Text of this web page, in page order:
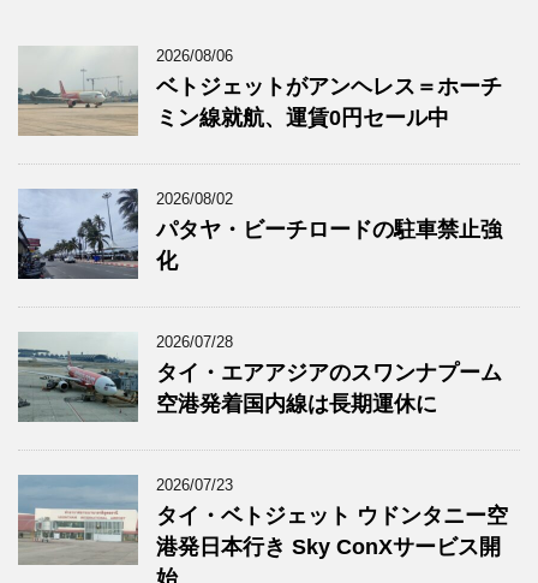
2026/08/06
ベトジェットがアンヘレス＝ホーチ
ミン線就航、運賃0円セール中
2026/08/02
パタヤ・ビーチロードの駐車禁止強
化
2026/07/28
タイ・エアアジアのスワンナプーム
空港発着国内線は長期運休に
2026/07/23
タイ・ベトジェット ウドンタニー空
港発日本行き Sky ConXサービス開
始